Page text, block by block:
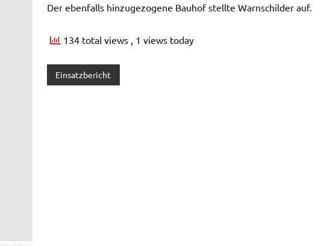
Der ebenfalls hinzugezogene Bauhof stellte Warnschilder auf.
134 total views , 1 views today
Einsatzbericht